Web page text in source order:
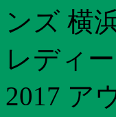
ンズ 横
レディ
2017 ア